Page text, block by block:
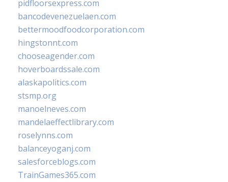
pidfloorsexpress.com
bancodevenezuelaen.com
bettermoodfoodcorporation.com
hingstonnt.com
chooseagender.com
hoverboardssale.com
alaskapolitics.com
stsmp.org
manoelneves.com
mandelaeffectlibrary.com
roselynns.com
balanceyoganj.com
salesforceblogs.com
TrainGames365.com